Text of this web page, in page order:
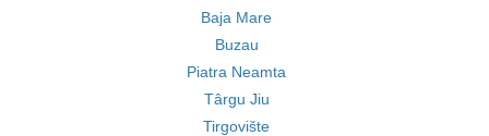
Baja Mare
Buzau
Piatra Neamta
Târgu Jiu
Tirgovište